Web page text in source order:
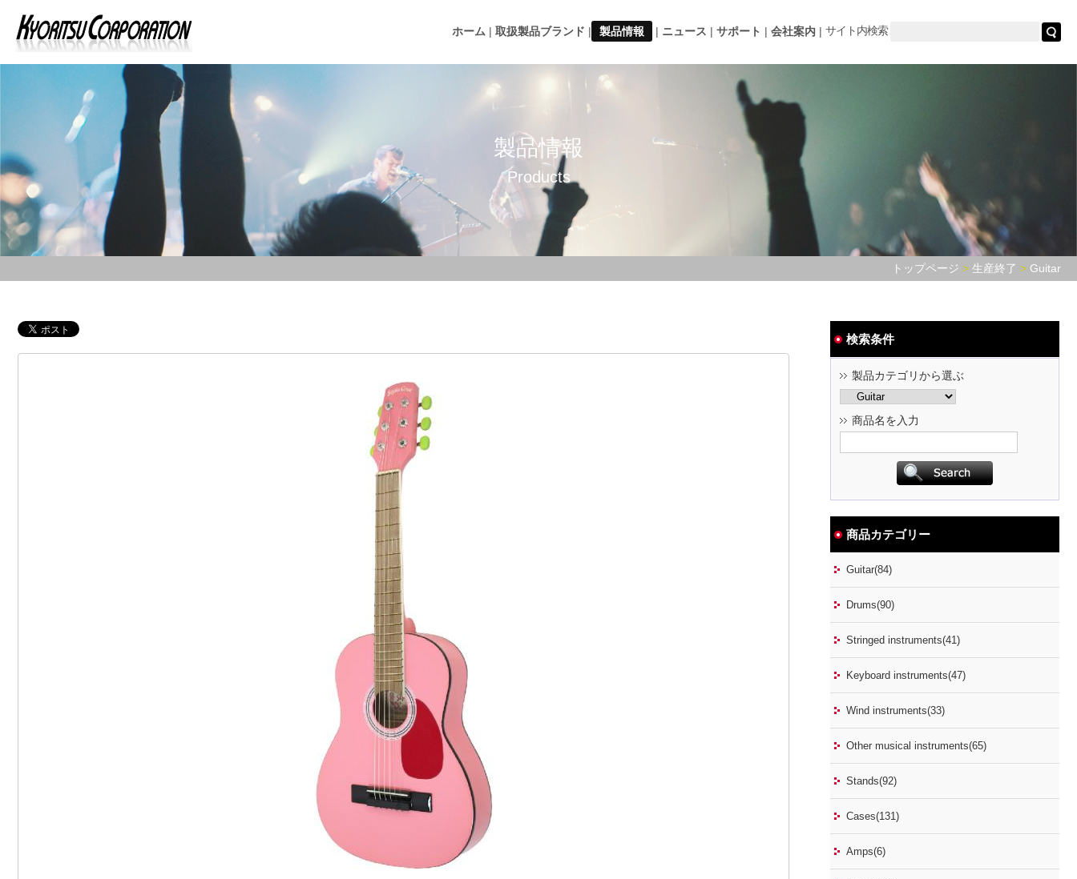
ホーム 取扱製品ブランド 製品情報 ニュース サポート 会社案内 サイト内検索
製品情報
Products
トップページ 生産終了 Guitar
検索条件
製品カテゴリから選ぶ
商品名を入力
商品カテゴリー
Guitar(84)
Drums(90)
Stringed instruments(41)
Keyboard instruments(47)
Wind instruments(33)
Other musical instruments(65)
Stands(92)
Cases(131)
Amps(6)